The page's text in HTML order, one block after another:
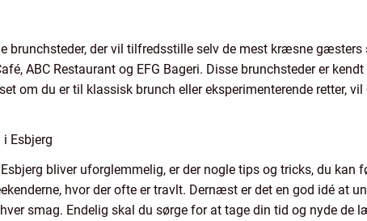
brunchsteder, der vil tilfredsstille selv de mest kræsne
ABC Restaurant og EFG Bageri. Disse brunchsteder er
om du er til klassisk brunch eller eksperimenterende retter,
Esbjerg
bliver uforglemmelig, er der nogle tips og tricks, du kan
hvor der ofte er travlt. Dernæst er det en god idé at
smag. Endelig skal du sørge for at tage din tid og nyde de